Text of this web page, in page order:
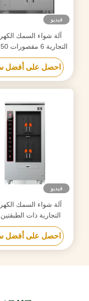
فيديو
آلة شواء السمك
التجارية 6 مقصورات 350 كجم
احصل على أفضل
فيديو
آلة شواء السمك
مقصورات
احصل على أفضل